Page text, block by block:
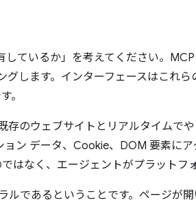
しているか」を考えてください。
グします。インターフェースはこれ
。
存のウェブサイトとリアルタイムで
ン データ、Cookie、DOM 要素にア
はなく、エージェントがプラットフ
ルであるということです。ページが